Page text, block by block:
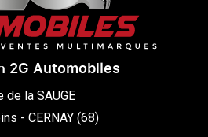
2G Automobiles
de la SAUGE
- CERNAY (68)